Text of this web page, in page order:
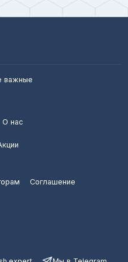
важные
О нас
Соглашение